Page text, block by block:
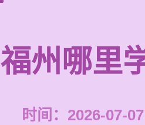
福州哪里
时间：2026-07-